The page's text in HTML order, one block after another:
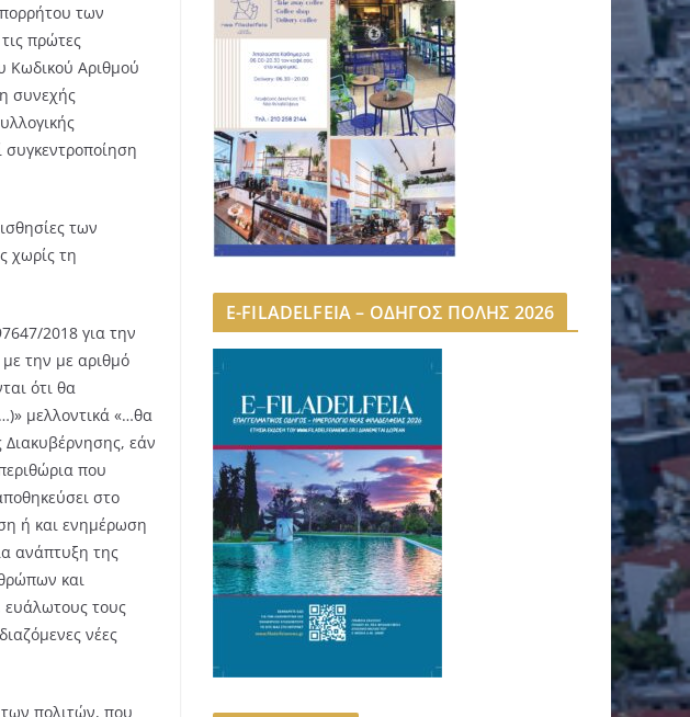
των
πρώτες
Κωδικού Αριθμού
συνεχής
συγκεντροποίηση
των
χωρίς τη
2018 για την
την με αριθμό
ότι θα
μελλοντικά «…θα
Διακυβέρνησης, εάν
που
στο
ή και ενημέρωση
ανάπτυξη της
και
ευάλωτους τους
νέες
πολιτών, που
E-FILADELFEIA – ΟΔΗΓΟΣ ΠΟΛΗΣ 2026